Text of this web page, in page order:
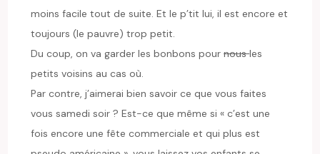
moins facile tout de suite. Et le p’tit lui, il est encore et
toujours (le pauvre) trop petit.
Du coup, on va garder les bonbons pournousles
petits voisins au cas où.
Par contre, j’aimerai bien savoir ce que vous faites
vous samedi soir ? Est-ce que même si « c’est une
fois encore une fête commerciale et qui plus est